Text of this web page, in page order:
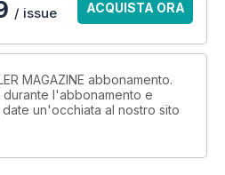
/ issue ACQUISTA ORA
MAGAZINE abbonamento.
durante l'abbonamento e
un'occhiata al nostro sito